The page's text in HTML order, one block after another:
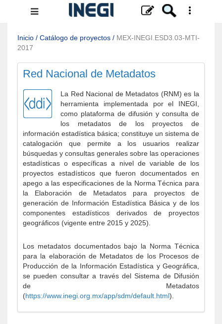
Menú
navegación
Inicio / Catálogo de proyectos / MEX-INEGI.ESD3.03-MTI-
2017
Red Nacional de Metadatos
La Red Nacional de Metadatos (RNM) es la
herramienta implementada por el INEGI,
como plataforma de difusión y consulta de
los metadatos de los proyectos de
información estadística básica; constituye un sistema de
catalogación que permite a los usuarios realizar
búsquedas y consultas generales sobre las operaciones
estadísticas o específicas a nivel de variable de los
proyectos estadísticos que fueron documentados en
apego a las especificaciones de la Norma Técnica para
la Elaboración de Metadatos para proyectos de
generación de Información Estadística Básica y de los
componentes estadísticos derivados de proyectos
geográficos (vigente entre 2015 y 2025).
Los metadatos documentados bajo la Norma Técnica
para la elaboración de Metadatos de los Procesos de
Producción de la Información Estadística y Geográfica,
se pueden consultar a través del Sistema de Difusión
de Metadatos
(https://www.inegi.org.mx/app/sdm/default.html).